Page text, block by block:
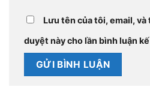
Lưu tên của tôi, email,
duyệt này cho lần bình luận